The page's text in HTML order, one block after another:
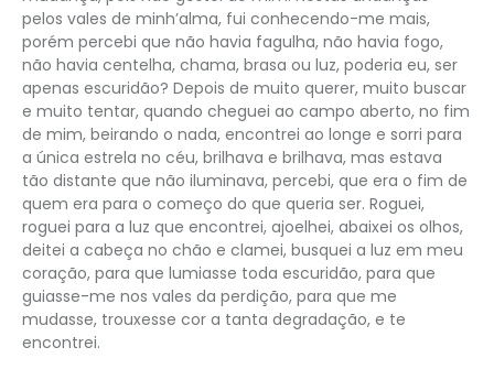
pelos vales de minh’alma, fui conhecendo-me mais,
porém percebi que não havia fagulha, não havia fogo,
não havia centelha, chama, brasa ou luz, poderia eu, ser
apenas escuridão? Depois de muito querer, muito buscar
e muito tentar, quando cheguei ao campo aberto, no fim
de mim, beirando o nada, encontrei ao longe e sorri para
a única estrela no céu, brilhava e brilhava, mas estava
tão distante que não iluminava, percebi, que era o fim de
quem era para o começo do que queria ser. Roguei,
roguei para a luz que encontrei, ajoelhei, abaixei os olhos,
deitei a cabeça no chão e clamei, busquei a luz em meu
coração, para que lumiasse toda escuridão, para que
guiasse-me nos vales da perdição, para que me
mudasse, trouxesse cor a tanta degradação, e te
encontrei.